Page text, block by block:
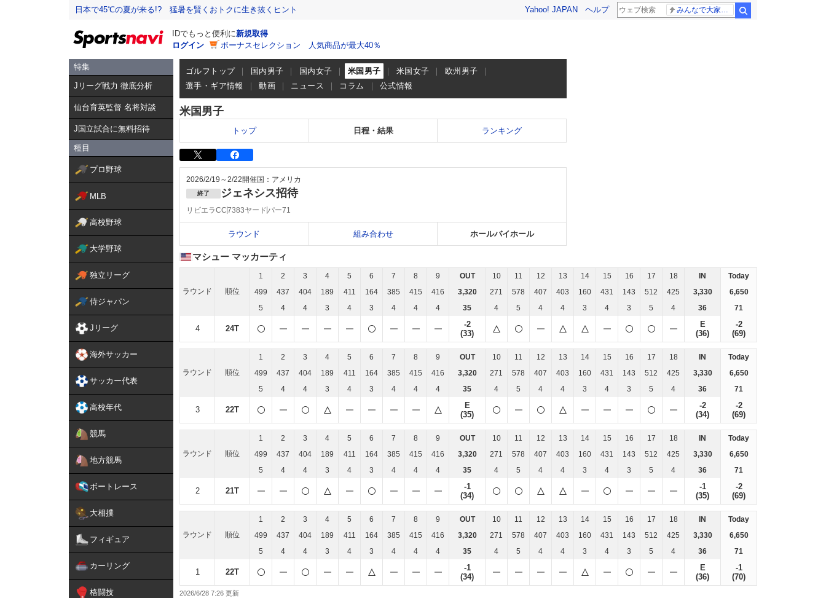
日本で45℃の夏が来る!? 猛暑を賢くおトクに生き抜くヒント Yahoo! JAPAN ヘルプ
IDでもっと便利に新規取得
ログイン
ボーナスセレクション 人気商品が最大40％
特集
Jリーグ戦力 徹底分析
仙台育英監督 名将対談
J国立試合に無料招待
種目
プロ野球
MLB
高校野球
大学野球
独立リーグ
侍ジャパン
Jリーグ
海外サッカー
サッカー代表
高校年代
競馬
地方競馬
ボートレース
大相撲
フィギュア
カーリング
格闘技
ゴルフトップ 国内男子 国内女子 米国男子 米国女子
欧州男子
選手・ギア情報
動画 ニュース コラム 公式情報
米国男子
トップ 日程・結果 ランキング
2026/2/19～2/22開催国：アメリカ
終了 ジェネシス招待
リビエラCC7383ヤードパー71
ラウンド 組み合わせ ホールバイホール
マシュー マッカーティ
ラウンド 順位
1 2 3 4 5 6 7 8 9 OUT 10 11 12 13 14 15 16 17 18 IN
Today
499
437 404 189 411 164 385 415 416 3,320 271 578 407 403 160 431 143 512 425 3,330
6,650
5
4 4 3 4 3 4 4 4 35 4 5 4 4 3 4 3 5 4 36 71
4 24T
-2
(33)
E
(36)
-2
(69)
ラウンド 順位
1 2 3 4 5 6 7 8 9 OUT 10 11 12 13 14 15 16 17 18 IN
Today
499
437 404 189 411 164 385 415 416 3,320 271 578 407 403 160 431 143 512 425 3,330
6,650
5
4 4 3 4 3 4 4 4 35 4 5 4 4 3 4 3 5 4 36 71
3 22T
E
(35)
-2
(34)
-2
(69)
ラウンド 順位
1 2 3 4 5 6 7 8 9 OUT 10 11 12 13 14 15 16 17 18 IN
Today
499
437 404 189 411 164 385 415 416 3,320 271 578 407 403 160 431 143 512 425 3,330
6,650
5
4 4 3 4 3 4 4 4 35 4 5 4 4 3 4 3 5 4 36 71
2 21T
-1
(34)
-1
(35)
-2
(69)
ラウンド 順位
1 2 3 4 5 6 7 8 9 OUT 10 11 12 13 14 15 16 17 18 IN
Today
499
437 404 189 411 164 385 415 416 3,320 271 578 407 403 160 431 143 512 425 3,330
6,650
5
4 4 3 4 3 4 4 4 35 4 5 4 4 3 4 3 5 4 36 71
1 22T
-1
(34)
E
(36)
-1
(70)
2026/6/28 7:26